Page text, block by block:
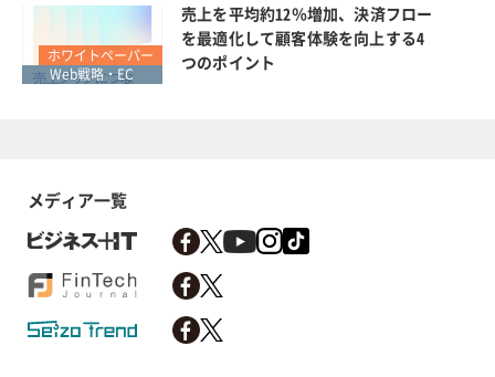
ホワイトペーパー
Web戦略・EC
売上を平均約12％増加、決済フロー
を最適化して顧客体験を向上する4
つのポイント
メディア一覧